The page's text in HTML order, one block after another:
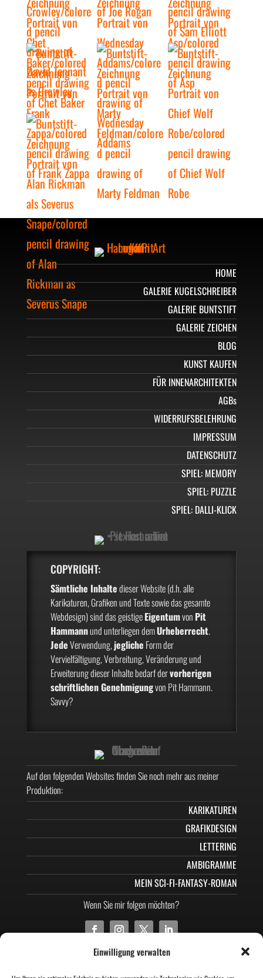
Einwilligung verwalten
HOME
GALERIE KUGELSCHREIBER
GALERIE BUNTSTIFT
GALERIE ZEICHEN
BLOG
KUNST KAUFEN
FÜR INNENARCHITEKTEN
AGBs
WIDERRUFSBELEHRUNG
IMPRESSUM
DATENSCHUTZ
SPIEL: MEMORY
SPIEL: PUZZLE
SPIEL: DALLI-KLICK
COPYRIGHT:
Sämtliche Inhaltedieser Website (d.h. alle
Karikaturen, Grafiken und Texte sowie das gesamte
Webdesign) sind das geistigeEigentumvon Pit
Hammannund unterliegen demUrheberrecht.
JedeVerwendung,jegliche Form der
Vervielfältigung, Verbreitung, Veränderung und
Erweiterung dieser Inhalte bedarf dervorherigen
schriftlichen Genehmigungvon Pit Hammann.
Savvy?
Auf den folgenden Websites finden Sie noch mehr aus meiner
Produktion:
KARIKATUREN
GRAFIKDESIGN
LETTERING
AMBIGRAMME
MEIN SCI-FI-FANTASY-ROMAN
Wenn Sie mir folgen möchten?